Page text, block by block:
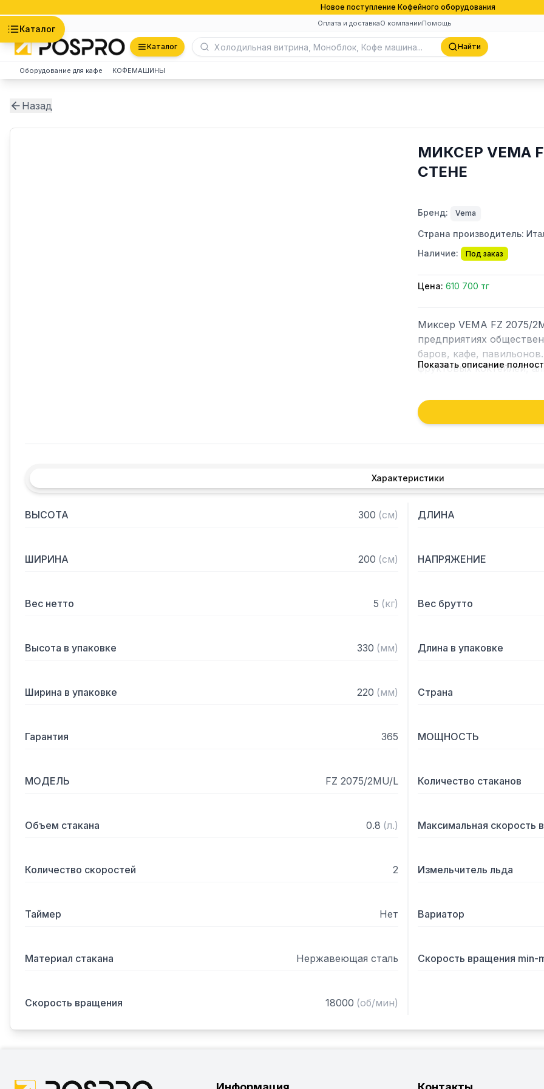
Новое поступление Кофейного оборудования
Оплата и доставкаО компанииПомощь
Каталог
Каталог Найти
Оборудование для кафе КОФЕМАШИНЫ
Назад
МИКСЕР VEMA
СТЕНЕ
Бренд: Vema
Страна производитель:
Наличие:
Под заказ
Цена: 610 700 тг
Миксер VEMA FZ 2075/
предприятиях
баров, кафе,
фруктовых коктейлей,
экономить
количеству стаканов,
обслуживании и
– Корпус из ABS-
– Форма корпуса
– Управление при
Комплектация:
– 2 мешалки из
Показать описание
Характеристики
ВЫСОТА 300 (см) ДЛИНА
ШИРИНА 200 (см) НАПРЯЖЕНИЕ
Вес нетто 5 (кг) Вес брутто
Высота в упаковке 330 (мм) Длина в упаковке
Ширина в упаковке 220 (мм) Страна
Гарантия 365 МОЩНОСТЬ
МОДЕЛЬ FZ 2075/2MU/L Количество стаканов
Объем стакана 0.8 (л.) Максимальная скорость
Количество скоростей 2 Измельчитель льда
Таймер Нет Вариатор
Материал стакана Нержавеющая сталь Скорость вращения min-
Скорость вращения 18000 (об/мин)